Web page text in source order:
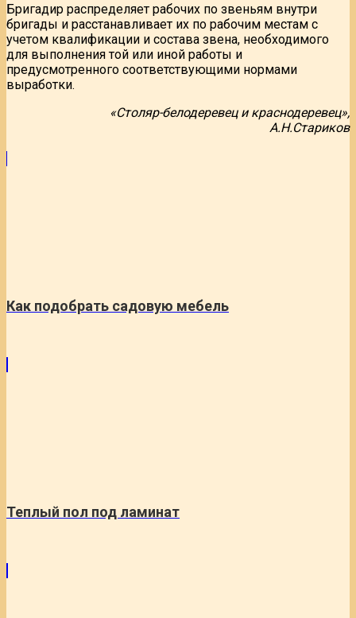
Бригадир распределяет рабочих по звеньям внутри
бригады и расстанавливает их по рабочим местам с
учетом квалификации и состава звена, необходимого
для выполнения той или иной работы и
предусмотренного соответствующими нормами
выработки.
«Столяр-белодеревец и краснодеревец»,
А.Н.Стариков
Как подобрать садовую мебель
Теплый пол под ламинат